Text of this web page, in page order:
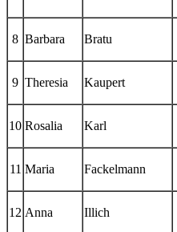
8 Barbara Bratu
9 Theresia Kaupert
10 Rosalia Karl
11 Maria Fackelmann
12 Anna Illich